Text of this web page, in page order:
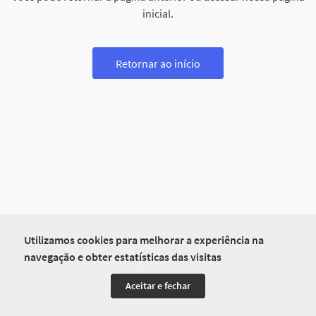
Utilizamos cookies para melhorar a experiência na
navegação e obter estatísticas das visitas
Aceitar e fechar
inicial.
Retornar ao início